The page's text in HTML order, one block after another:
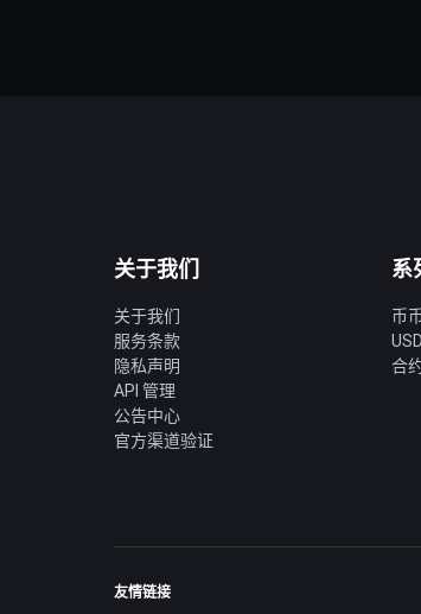
关于我们
关于我们
服务条款
隐私声明
API 管理
公告中心
官方渠道验证
系
币
合
友情链接